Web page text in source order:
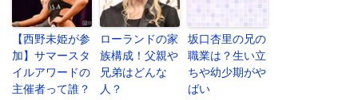
【西野未姫が参
加】サマースタ
イルアワードの
主催者って誰？
ローランドの家
族構成！父親や
兄弟はどんな
人？
坂口杏里の兄の
職業は？生い立
ちや幼少期がや
ばい